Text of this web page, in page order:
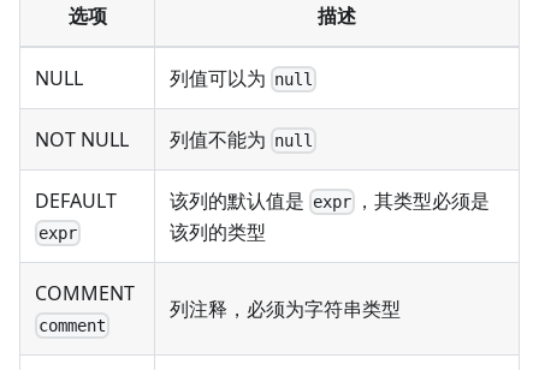
选项 描述
NULL 列值可以为 null
NOT NULL 列值不能为 null
DEFAULT
expr
该列的默认值是 expr
，其类型必须是
该列的类型
COMMENT
comment
列注释，必须为字符串类型